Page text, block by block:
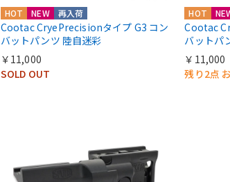
HOT NEW 再入荷
Cootac CryePrecisionタイプ G3 コン
バットパンツ 陸自迷彩
￥11,000
SOLD OUT
HOT
Cootac
バットパ
￥11,000
残り2点